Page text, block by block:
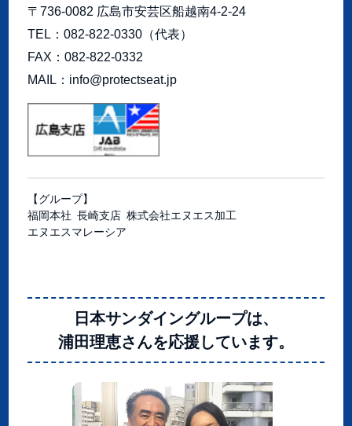
〒736-0082 広島市安芸区船越南4-2-24
TEL
082-822-0330 （代表）
FAX
082-822-0332
MAIL
info@protectseat.jp
【グループ】
福岡本社 長崎支店 株式会社エヌエス加工
エヌエスマレーシア
日本サンダイングループは、
浦田理恵さんを応援しています。